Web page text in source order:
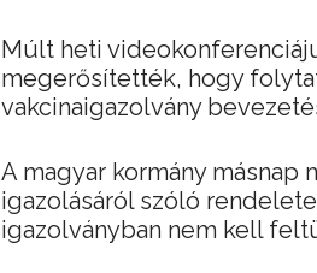
Múlt heti
megerősítették, hogy
vakcinaigazolvány
A magyar kormány
igazolásáról szóló
igazolványban nem kell